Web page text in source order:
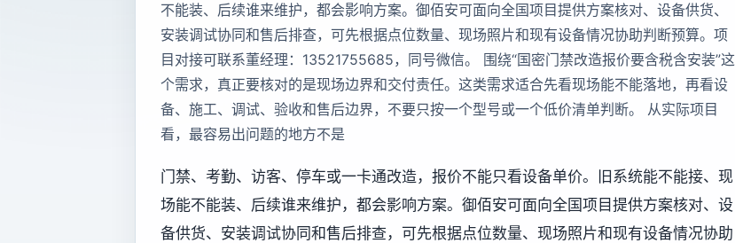
不能装、后续谁来维护，都会影响方案。御佰安可面向全国项目提供方案核对、设备供货、
安装调试协同和售后排查，可先根据点位数量、现场照片和现有设备情况协助判断预算。项
目对接可联系董经理：13521755685，同号微信。 围绕“国密门禁改造报价要含税含安装”这
个需求，真正要核对的是现场边界和交付责任。这类需求适合先看现场能不能落地，再看设
备、施工、调试、验收和售后边界，不要只按一个型号或一个低价清单判断。 从实际项目
看，最容易出问题的地方不是
门禁、考勤、访客、停车或一卡通改造，报价不能只看设备单价。旧系统能不能接、现
场能不能装、后续谁来维护，都会影响方案。御佰安可面向全国项目提供方案核对、设
备供货、安装调试协同和售后排查，可先根据点位数量、现场照片和现有设备情况协助